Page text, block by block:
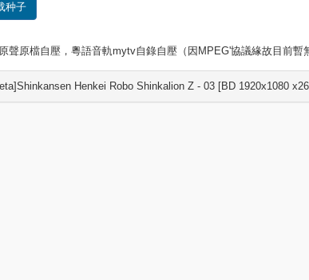
种子
聲原檔自壓，粵語音軌mytv自錄自壓（因MPEG'協議緣故目前
Henkei Robo Shinkalion Z - 03 [BD 1920x1080